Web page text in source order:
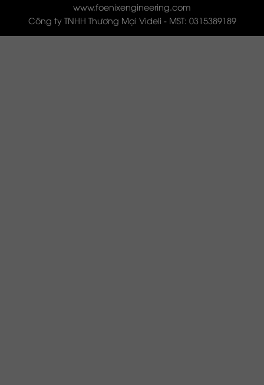
www.foenixengineering.com
Công ty TNHH Thương Mại Videli - MST: 0315389189